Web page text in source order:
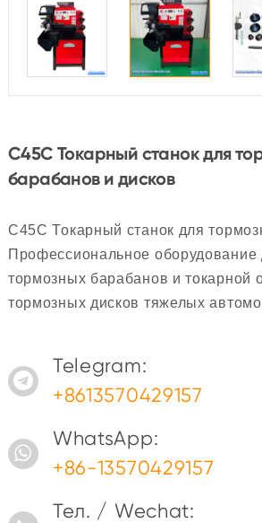
C45C Токарный станок для
барабанов и дисков
C45C Токарный станок для
Профессиональное оборудование
тормозных барабанов и токарной
тормозных дисков тяжелых
Telegram:
+8613570429157
WhatsApp:
+86-13570429157
Тел. / Wechat: